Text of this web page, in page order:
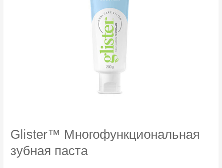
Glister™ Многофункциональная
зубная паста